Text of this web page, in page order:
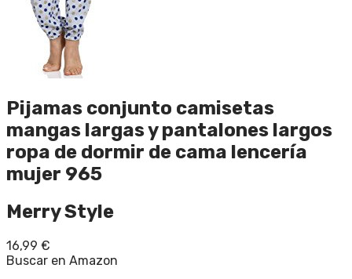
Pijamas conjunto camisetas
mangas largas y pantalones largos
ropa de dormir de cama lencería
mujer 965
Merry Style
16,99 €
Buscar en Amazon